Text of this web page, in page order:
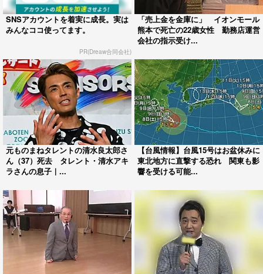
SNSアカウントを着実に成長。実は
みんなココ使ってます。
PR(Dreaw合同会社)
「売上金を金庫に」 イオンモール
熊本で死亡の22歳女性 勤務店運営
会社の指示受け...
元ものまねタレントの清水良太郎さ
ん（37）死去 タレント・清水アキ
ラさんの息子｜...
【台風情報】台風15号はお盆休みに
東北地方に直撃する恐れ 関東も影
響を受ける可能...